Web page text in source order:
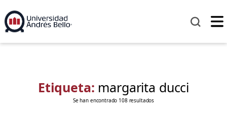
Etiqueta: margarita ducci
Se han encontrado 108 resultados